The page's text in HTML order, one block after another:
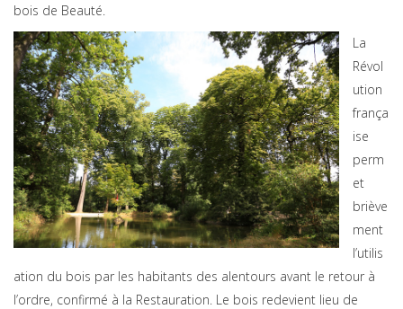
bois de Beauté.
La
Révol
ution
frança
ise
perm
et
briève
ment
l’utilis
ation du bois par les habitants des alentours avant le retour à
l’ordre, confirmé à la Restauration. Le bois redevient lieu de